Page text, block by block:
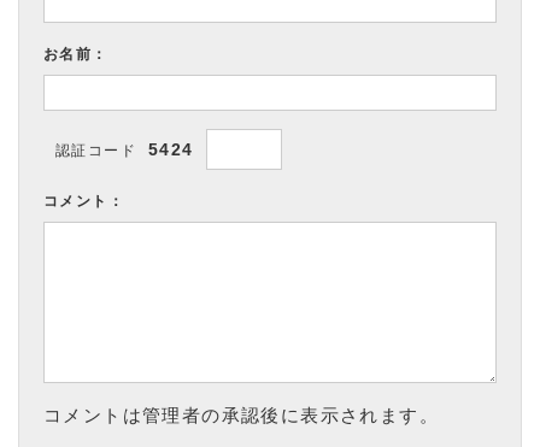
お名前：
認証コード 5424
コメント：
コメントは管理者の承認後に表示されます。